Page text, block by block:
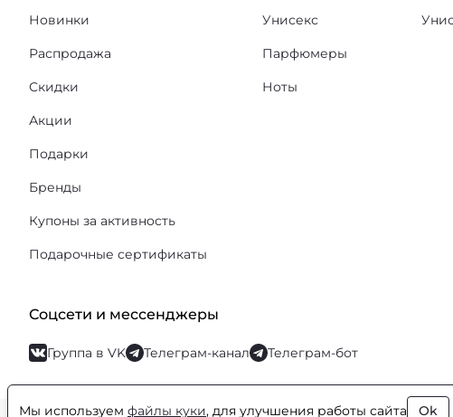
Новинки
Распродажа
Скидки
Акции
Подарки
Бренды
Купоны за активность
Подарочные сертификаты
Унисекс
Парфюмеры
Ноты
Соцсети и мессенджеры
Группа в VK Телеграм-канал Телеграм-бот
Мы используем файлы куки, для улучшения работы сайта Ok